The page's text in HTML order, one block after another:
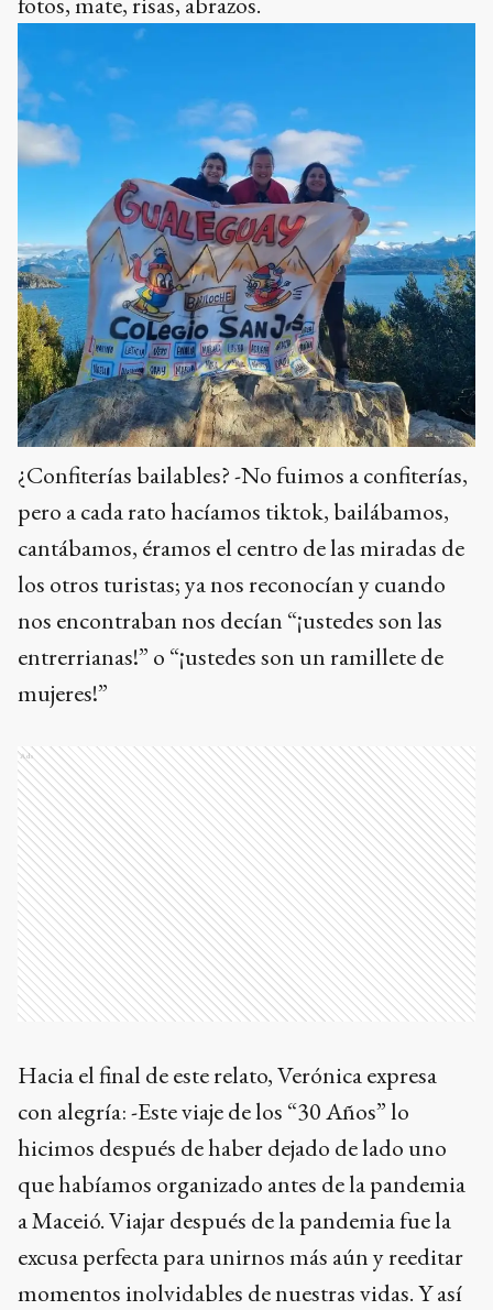
¿Confiterías bailables? -No fuimos a confiterías,
pero a cada rato hacíamos tiktok, bailábamos,
cantábamos, éramos el centro de las miradas de
los otros turistas; ya nos reconocían y cuando
nos encontraban nos decían “¡ustedes son las
entrerrianas!” o “¡ustedes son un ramillete de
mujeres!”
Ads
Hacia el final de este relato, Verónica expresa
con alegría: -Este viaje de los “30 Años” lo
hicimos después de haber dejado de lado uno
que habíamos organizado antes de la pandemia
a Maceió. Viajar después de la pandemia fue la
excusa perfecta para unirnos más aún y reeditar
momentos inolvidables de nuestras vidas. Y así